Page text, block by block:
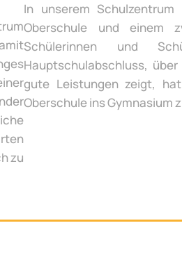
zu
In unserem
Oberschule und einem
Schülerinnen und
Hauptschulabschluss,
gute Leistungen zeigt,
Oberschule ins Gymnasium